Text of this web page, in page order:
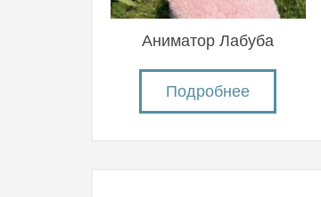
Аниматор Лабуба
Подробнее